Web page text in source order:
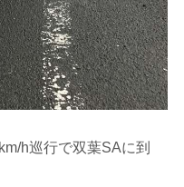
h巡行で双葉SAに到